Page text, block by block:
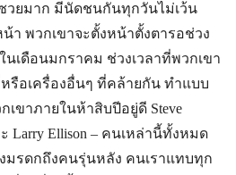
วยมาก มีนัดชนกันทุกวันไม่เว้น
า พวกเขาจะตั้งหน้าตั้งตารอช่วง
เดือนมกราคม ช่วงเวลาที่พวกเขา
รือเครื่องอื่นๆ ที่คล้ายกัน ทำแบบ
ขาภายในห้าสิบปีอยู่ดี Steve
ะ Larry Ellison – คนเหล่านี้ทั้งหมด
มรดกถึงคนรุ่นหลัง คนเราแทบทุก